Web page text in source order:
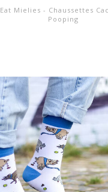
Eat Mielies - Chaussettes
Pooping